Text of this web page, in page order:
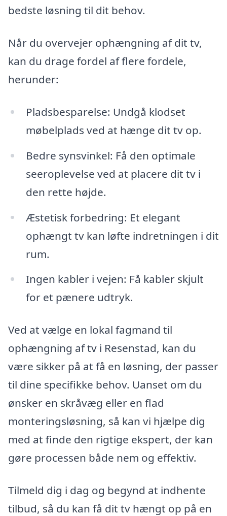
bedste løsning til dit behov.
Når du overvejer ophængning af dit tv,
kan du drage fordel af flere fordele,
herunder:
Pladsbesparelse: Undgå klodset
møbelplads ved at hænge dit tv op.
Bedre synsvinkel: Få den optimale
seeroplevelse ved at placere dit tv i
den rette højde.
Æstetisk forbedring: Et elegant
ophængt tv kan løfte indretningen i dit
rum.
Ingen kabler i vejen: Få kabler skjult
for et pænere udtryk.
Ved at vælge en lokal fagmand til
ophængning af tv i Resenstad, kan du
være sikker på at få en løsning, der passer
til dine specifikke behov. Uanset om du
ønsker en skråvæg eller en flad
monteringsløsning, så kan vi hjælpe dig
med at finde den rigtige ekspert, der kan
gøre processen både nem og effektiv.
Tilmeld dig i dag og begynd at indhente
tilbud, så du kan få dit tv hængt op på en